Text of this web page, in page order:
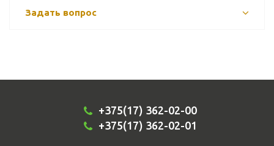
Задать вопрос
+375(17) 362-02-00
+375(17) 362-02-01